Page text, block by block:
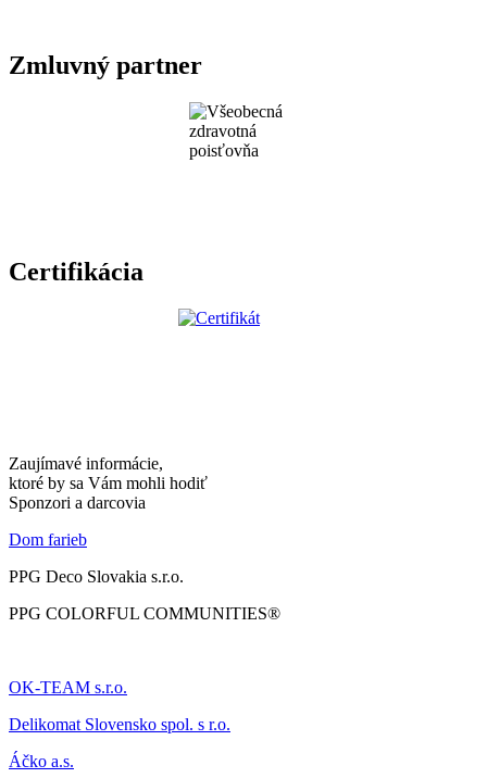
Zmluvný partner
Certifikácia
Zaujímavé informácie,
ktoré by sa Vám mohli hodiť
Sponzori a darcovia
Dom farieb
PPG Deco Slovakia s.r.o.
PPG COLORFUL COMMUNITIES®
OK-TEAM s.r.o.
Delikomat Slovensko spol. s r.o.
Áčko a.s.